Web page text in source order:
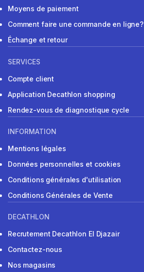
Moyens de paiement
Comment faire une commande en ligne?
Échange et retour
SERVICES
Compte client
Application Decathlon shopping
Rendez-vous de diagnostique cycle
INFORMATION
Mentions légales
Données personnelles et cookies
Conditions générales d'utilisation
Conditions Générales de Vente
DECATHLON
Recrutement Decathlon El Djazair
Contactez-nous
Nos magasins